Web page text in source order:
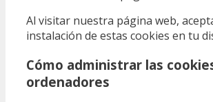
Al visitar nuestra página web,
instalación de estas cookies en tu
Cómo administrar las
ordenadores